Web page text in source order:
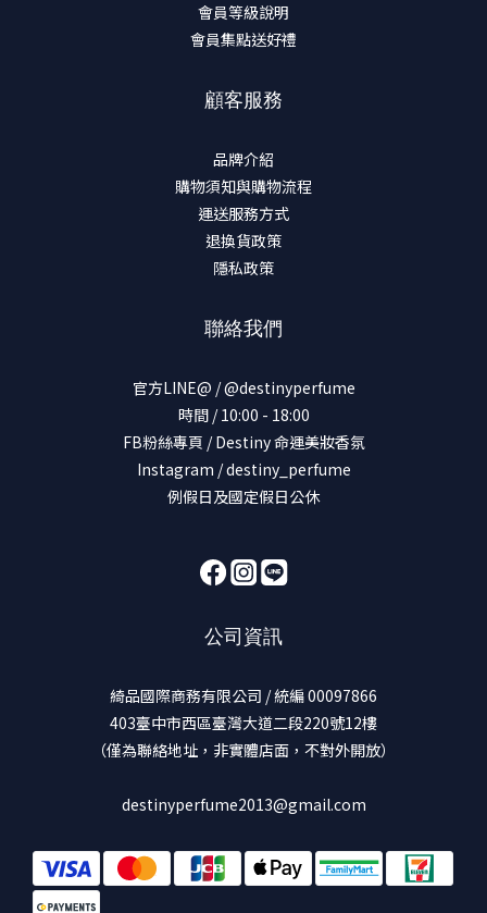
會員等級說明
會員集點送好禮
顧客服務
品牌介紹
購物須知與購物流程
運送服務方式
退換貨政策
隱私政策
聯絡我們
官方LINE@ / @destinyperfume
時間 / 10:00 - 18:00
FB粉絲專頁 / Destiny 命運美妝香氛
Instagram / destiny_perfume
例假日及國定假日公休
公司資訊
綺品國際商務有限公司 / 統編 00097866
403臺中市西區臺灣大道二段220號12樓
（僅為聯絡地址，非實體店面，不對外開放）
destinyperfume2013@gmail.com